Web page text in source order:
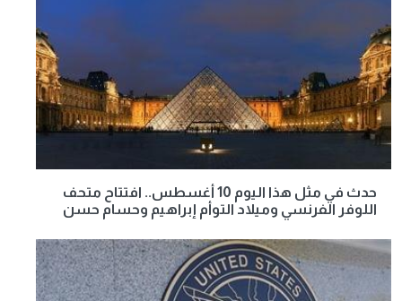
حدث في مثل هذا اليوم 10 أغسطس.. افتتاح متحف
اللوفر الفرنسي وميلاد التوأم إبراهيم وحسام حسن